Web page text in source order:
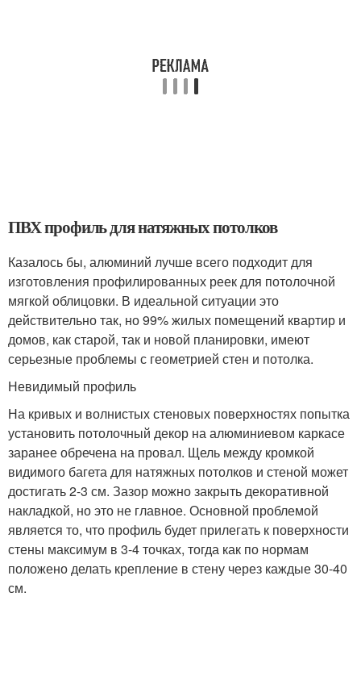
ПВХ профиль для натяжных потолков
Казалось бы, алюминий лучше всего подходит для
изготовления профилированных реек для потолочной
мягкой облицовки. В идеальной ситуации это
действительно так, но 99% жилых помещений квартир и
домов, как старой, так и новой планировки, имеют
серьезные проблемы с геометрией стен и потолка.
Невидимый профиль
На кривых и волнистых стеновых поверхностях попытка
установить потолочный декор на алюминиевом каркасе
заранее обречена на провал. Щель между кромкой
видимого багета для натяжных потолков и стеной может
достигать 2-3 см. Зазор можно закрыть декоративной
накладкой, но это не главное. Основной проблемой
является то, что профиль будет прилегать к поверхности
стены максимум в 3-4 точках, тогда как по нормам
положено делать крепление в стену через каждые 30-40
см.